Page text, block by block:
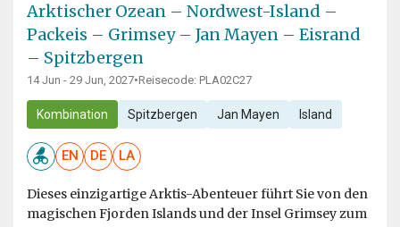
Arktischer Ozean – Nordwest-Island –
Packeis – Grimsey – Jan Mayen – Eisrand
– Spitzbergen
14 Jun - 29 Jun, 2027•Reisecode: PLA02C27
Kombination Spitzbergen Jan Mayen Island
EN DE LA
Dieses einzigartige Arktis-Abenteuer führt Sie von den
magischen Fjorden Islands und der Insel Grimsey zum